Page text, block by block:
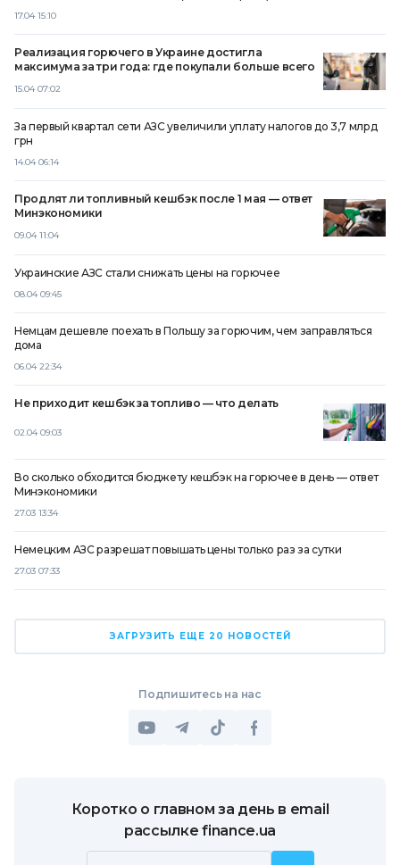
17.04 15:10
15.04 07:02
Реализация горючего в Украине достигла
максимума за три года: где покупали больше всего
14.04 06:14
За первый квартал сети АЗС увеличили уплату налогов до 3,7 млрд
грн
09.04 11:04
Продлят ли топливный кешбэк после 1 мая — ответ
Минэкономики
08.04 09:45
Украинские АЗС стали снижать цены на горючее
06.04 22:34
Немцам дешевле поехать в Польшу за горючим, чем заправляться
дома
02.04 09:03
Не приходит кешбэк за топливо — что делать
27.03 13:34
Во сколько обходится бюджету кешбэк на горючее в день — ответ
Минэкономики
27.03 07:33
Немецким АЗС разрешат повышать цены только раз за сутки
ЗАГРУЗИТЬ ЕЩЕ 20 НОВОСТЕЙ
Подпишитесь на нас
Коротко о главном за день в email
рассылке finance.ua